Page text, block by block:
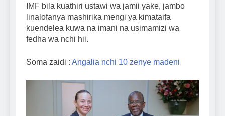
IMF bila kuathiri ustawi wa jamii yake, jambo
linalofanya mashirika mengi ya kimataifa
kuendelea kuwa na imani na usimamizi wa
fedha wa nchi hii.
Soma zaidi : Angalia nchi 10 zenye madeni